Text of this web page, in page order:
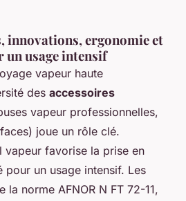
innovations, ergonomie et
usage intensif
vapeur haute
des accessoires
vapeur professionnelles,
joue un rôle clé.
vapeur favorise la prise en
pour un usage intensif. Les
norme AFNOR N FT 72-11,